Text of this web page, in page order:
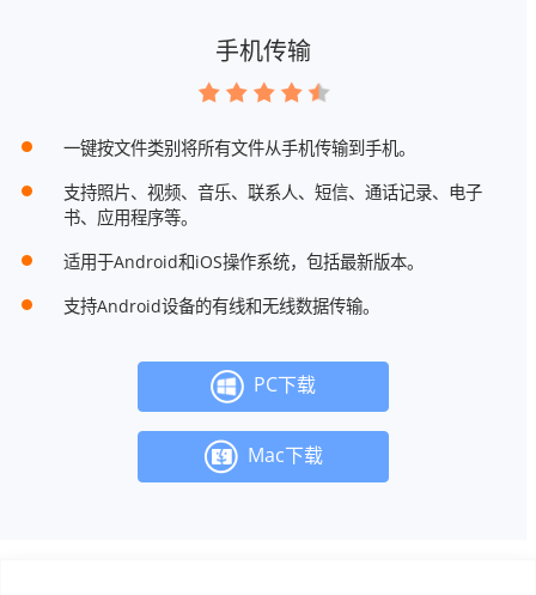
手机传输
一键按文件类别将所有文件从手机传输到手机。
支持照片、视频、音乐、联系人、短信、通话记录、电子
书、应用程序等。
适用于Android和iOS操作系统，包括最新版本。
支持Android设备的有线和无线数据传输。
PC下载
Mac下载